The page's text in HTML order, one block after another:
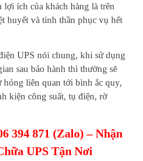
ích của khách hàng là trên
huyết và tinh thần phục vụ hết
UPS nói chung, khi sử dụng
sau bảo hành thì thường sẽ
hỏng liên quan tới bình ắc quy,
kiện công suất, tụ điện, rờ
394 871 (Zalo) – Nhận
UPS Tận Nơi